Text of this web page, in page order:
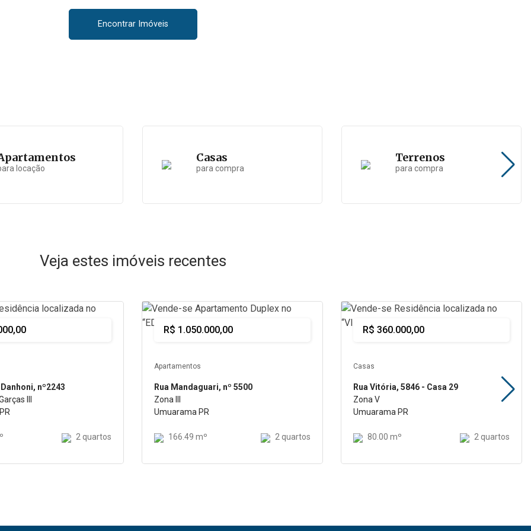
Encontrar Imóveis
locação
Casas
para compra
Terrenos
para compra
Veja estes imóveis recentes
nº2243
III
2 quartos
R$ 1.050.000,00
Apartamentos
Rua Mandaguari, nº 5500
Zona III
Umuarama PR
166.49 mº 2 quartos
R$ 360.000,00
Casas
Rua Vitória, 5846 - Casa 29
Zona V
Umuarama PR
80.00 mº 2 quartos